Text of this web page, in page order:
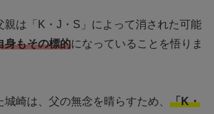
親は「K・J・S」によって消された可能
身もその標的になっていることを悟りま
崎は、父の無念を晴らすため、 「K・